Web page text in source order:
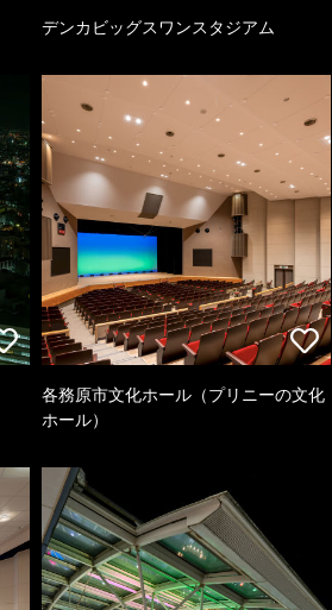
デンカビッグスワンスタジアム
各務原市文化ホール（プリニーの文化
ホール）